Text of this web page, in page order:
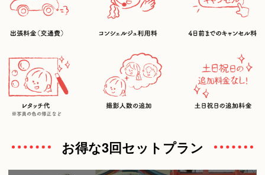
お得な3回セットプラン